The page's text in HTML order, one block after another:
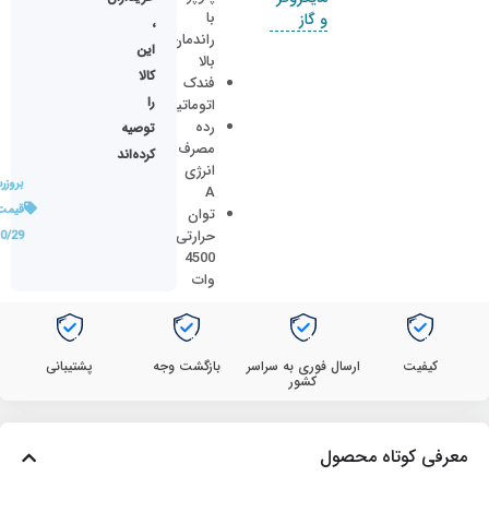
و گاز
با
راندمان
بالا
فندک
اتوماتیک
رده
مصرف
انرژی
A
توان
حرارتی
4500
وات
،
این
کالا
را
توصیه
کرده‌اند
29
کیفیت ارسال فوری به سراسر
کشور
بازگشت وجه پشتیبانی
معرفی کوتاه محصول